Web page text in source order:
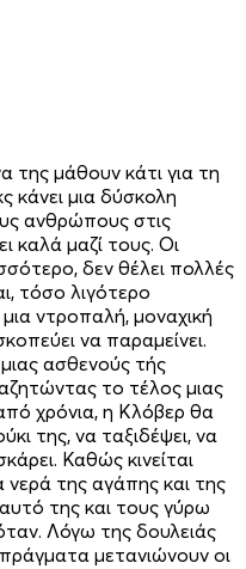
μάθουν κάτι για τη
κάνει μια δύσκολη
ανθρώπους στις
καλά μαζί τους. Οι
δεν θέλει πολλές
τόσο λιγότερο
μια ντροπαλή, μοναχική
να παραμείνει.
ασθενούς τής
το τέλος μιας
χρόνια, η Κλόβερ θα
της, να ταξιδέψει, να
Καθώς κινείται
της αγάπης και της
της και τους γύρω
Λόγω της δουλειάς
μετανιώνουν οι